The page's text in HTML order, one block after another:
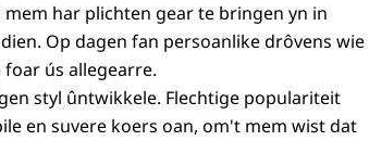
har plichten gear te bringen yn in
Op dagen fan persoanlike drôvens wie
ús allegearre.
styl ûntwikkele. Flechtige populariteit
en suvere koers oan, om't mem wist dat